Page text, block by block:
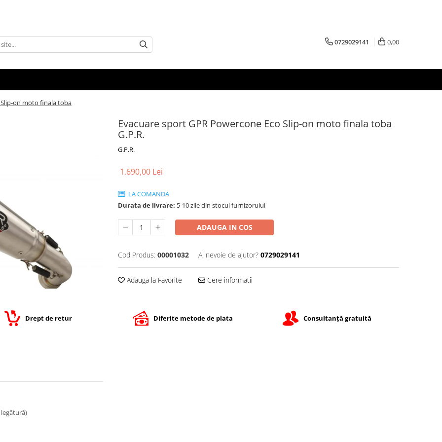
0729029141 0,00
Slip-on moto finala toba
Evacuare sport GPR Powercone Eco Slip-on moto finala toba
G.P.R.
G.P.R.
1.690,00 Lei
LA COMANDA
Durata de livrare: 5-10 zile din stocul furnizorului
ADAUGA IN COS
Cod Produs: 00001032 Ai nevoie de ajutor? 0729029141
Adauga la Favorite Cere informatii
Drept de retur Diferite metode de plata Consultanță gratuită